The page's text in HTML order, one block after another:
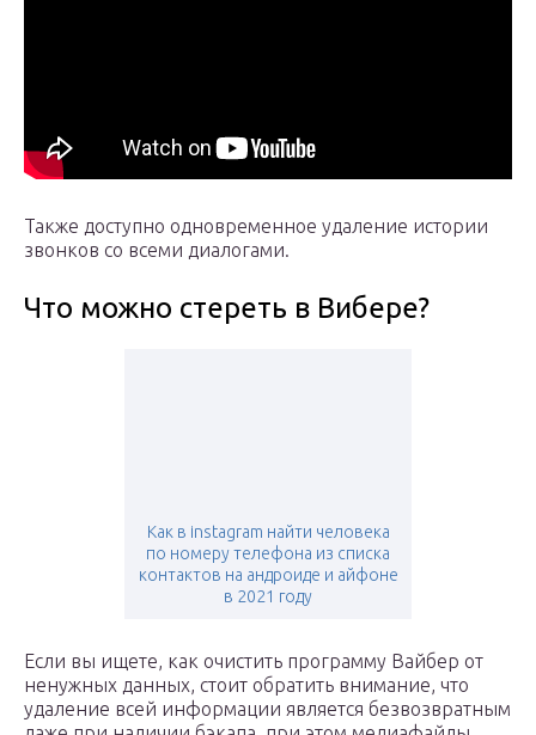
Также доступно одновременное удаление истории
звонков со всеми диалогами.
Что можно стереть в Вибере?
Как в instagram найти человека
по номеру телефона из списка
контактов на андроиде и айфоне
в 2021 году
Если вы ищете, как очистить программу Вайбер от
ненужных данных, стоит обратить внимание, что
удаление всей информации является безвозвратным